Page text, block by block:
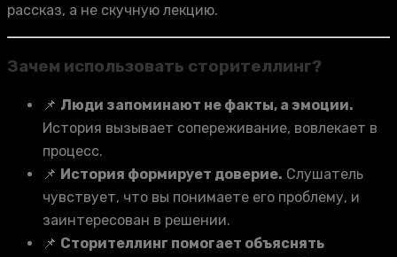
рассказ, а не скучную лекцию.
Зачем использовать сторителлинг?
📌 Люди запоминают не факты, а эмоции.
История вызывает сопереживание, вовлекает в
процесс.
📌 История формирует доверие. Слушатель
чувствует, что вы понимаете его проблему, и
заинтересован в решении.
📌 Сторителлинг помогает объяснять